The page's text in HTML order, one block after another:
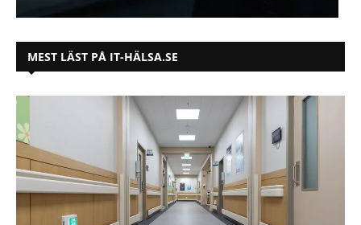
MEST LÄST PÅ IT-HÄLSA.SE